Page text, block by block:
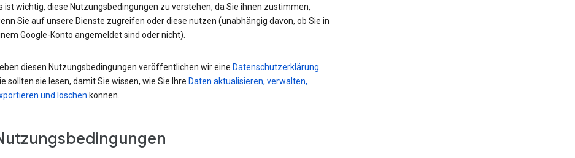
ist wichtig, diese Nutzungsbedingungen zu verstehen, da Sie ihnen zustimmen,
Sie auf unsere Dienste zugreifen oder diese nutzen (unabhängig davon, ob Sie in
Google-Konto angemeldet sind oder nicht).
diesen Nutzungsbedingungen veröffentlichen wir eine Datenschutzerklärung
sollten sie lesen, damit Sie wissen, wie Sie Ihre Daten aktualisieren, verwalten,
und löschen können.